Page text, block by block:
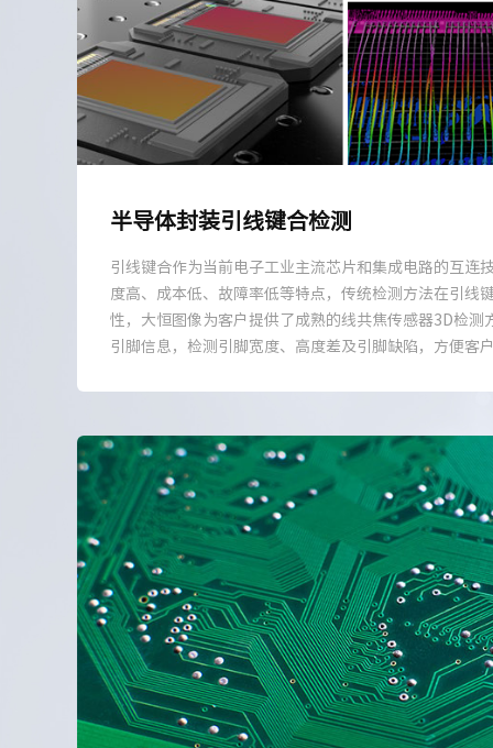
半导体封装引线键合检测
引线键合作为当前电子工业主流芯片和集成电路的互连
度高、成本低、故障率低等特点，传统检测方法在引线
性，大恒图像为客户提供了成熟的线共焦传感器3D检测
引脚信息，检测引脚宽度、高度差及引脚缺陷，方便客